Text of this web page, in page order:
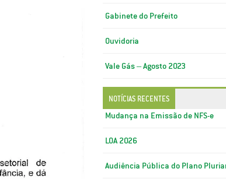
Gabinete do Prefeito
Ouvidoria
Vale Gás – Agosto 2023
NOTÍCIAS RECENTES
Mudança na Emissão de NFS-e
LOA 2026
Audiência Pública do Plano